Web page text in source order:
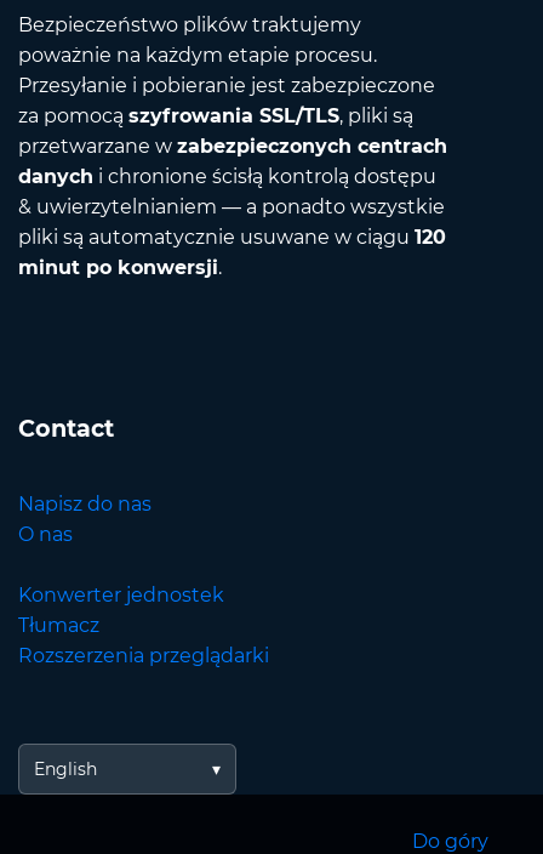
Bezpieczeństwo plików traktujemy
poważnie na każdym etapie procesu.
Przesyłanie i pobieranie jest zabezpieczone
za pomocą szyfrowania SSL/TLS, pliki są
przetwarzane w zabezpieczonych centrach
danych i chronione ścisłą kontrolą dostępu
& uwierzytelnianiem — a ponadto wszystkie
pliki są automatycznie usuwane w ciągu 120
minut po konwersji.
Contact
Napisz do nas
O nas
Konwerter jednostek
Tłumacz
Rozszerzenia przeglądarki
English
Do góry